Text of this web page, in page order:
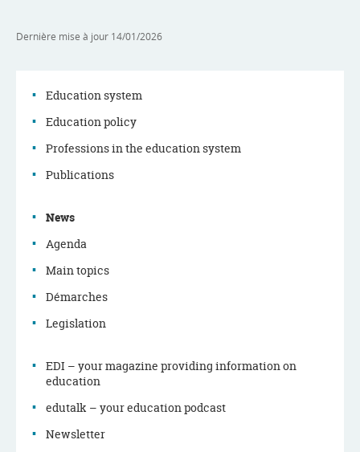
Dernière mise à jour 14/01/2026
Navigation
menu
Education system
Education policy
Professions in the education system
Publications
News
Agenda
Main topics
Démarches
Legislation
EDI – your magazine providing information on
education
edutalk – your education podcast
Newsletter